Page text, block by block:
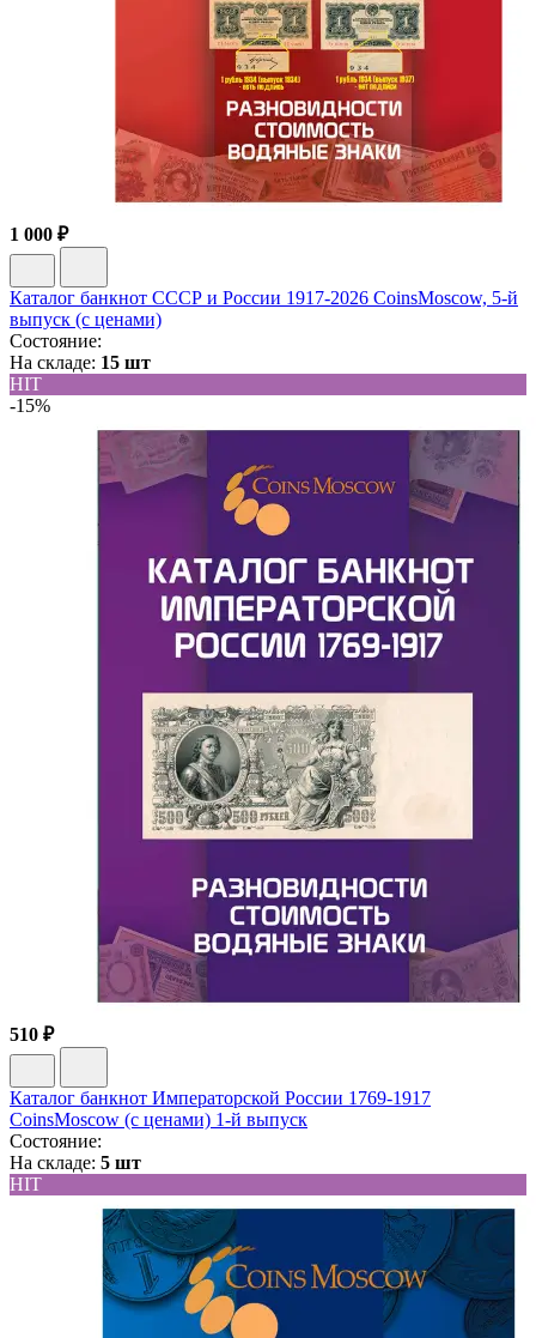
1 000 ₽
Каталог банкнот СССР и России 1917-2026 CoinsMoscow, 5-й
выпуск (с ценами)
Состояние:
На складе: 15 шт
HIT
-15%
510 ₽
Каталог банкнот Императорской России 1769-1917
CoinsMoscow (c ценами) 1-й выпуск
Состояние:
На складе: 5 шт
HIT